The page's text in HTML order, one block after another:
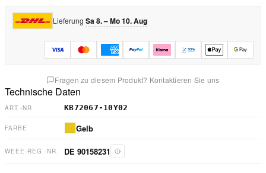
Lieferung Sa 8. – Mo 10. Aug
Fragen zu diesem Produkt? Kontaktieren Sie uns
Technische Daten
ART.-NR. KB72067-10Y02
FARBE Gelb
WEEE-REG.-NR. DE 90158231